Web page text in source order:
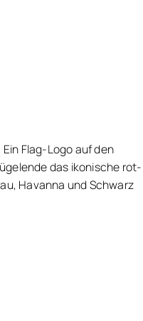
Flag-Logo auf den
das ikonische rot-
Havanna und Schwarz